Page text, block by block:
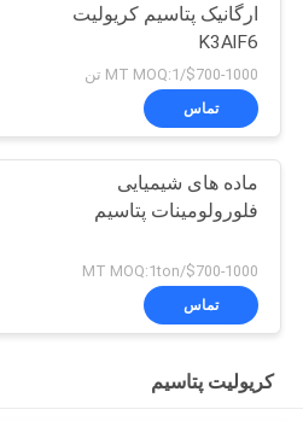
ارگانیک پتاسیم کریولیت
K3AlF6
$700-1000/MT MOQ:1 تن
تماس
ماده های شیمیایی
فلورولومینات پتاسیم
$700-1000/MT MOQ:1ton
تماس
کریولیت پتاسیم